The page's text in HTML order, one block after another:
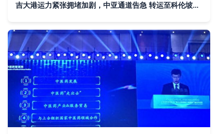
吉大港运力紧张拥堵加剧，中亚通道告急 转运至科伦坡需21天，替代航线成出口商的未雨绸缪之道